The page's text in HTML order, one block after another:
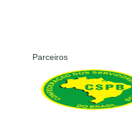
Parceiros